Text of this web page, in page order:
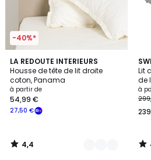
-40%*
LA REDOUTE INTERIEURS
Housse de tête de lit droite
coton, Panama
à partir de
27,50 €
54,99 €
4,4
/ 5
4
Couleurs
4,4
/
Lit
de
à
/
2
/